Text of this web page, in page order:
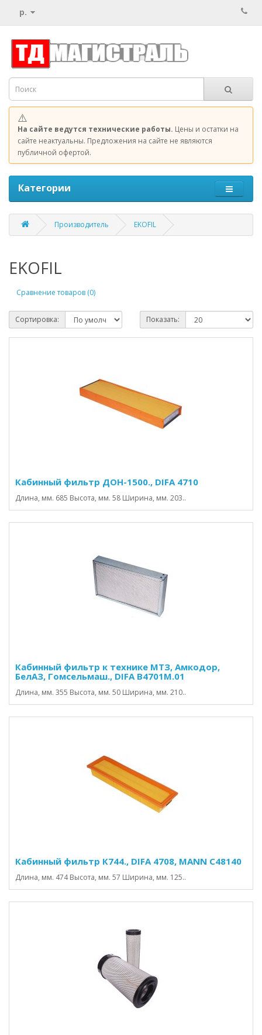
р.
⚠️
На сайте ведутся технические работы. Цены и остатки на
сайте неактуальны. Предложения на сайте не являются
публичной офертой.
Категории
Производитель EKOFIL
EKOFIL
Сравнение товаров (0)
Сортировка: Показать:
Кабинный фильтр ДОН-1500., DIFA 4710
Длина, мм. 685 Высота, мм. 58 Ширина, мм. 203..
Кабинный фильтр к технике МТЗ, Амкодор,
БелАЗ, Гомсельмаш., DIFA В4701М.01
Длина, мм. 355 Высота, мм. 50 Ширина, мм. 210..
Кабинный фильтр К744., DIFA 4708, MANN C48140
Длина, мм. 474 Высота, мм. 57 Ширина, мм. 125..